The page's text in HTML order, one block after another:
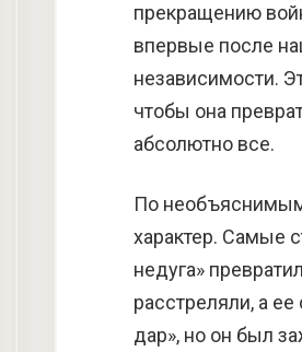
прекращению
впервые после
независимости.
чтобы она
абсолютно все.
По необъяснимым
характер. Самые
недуга»
расстреляли, а
дар», но он был